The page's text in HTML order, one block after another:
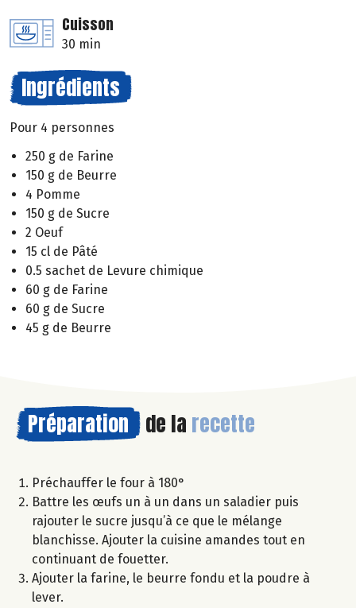
Cuisson
30 min
Ingrédients
Pour 4 personnes
250 g de Farine
150 g de Beurre
4 Pomme
150 g de Sucre
2 Oeuf
15 cl de Pâté
0.5 sachet de Levure chimique
60 g de Farine
60 g de Sucre
45 g de Beurre
Préparation de la recette
Préchauffer le four à 180°
Battre les œufs un à un dans un saladier puis
rajouter le sucre jusqu’à ce que le mélange
blanchisse. Ajouter la cuisine amandes tout en
continuant de fouetter.
Ajouter la farine, le beurre fondu et la poudre à
lever.